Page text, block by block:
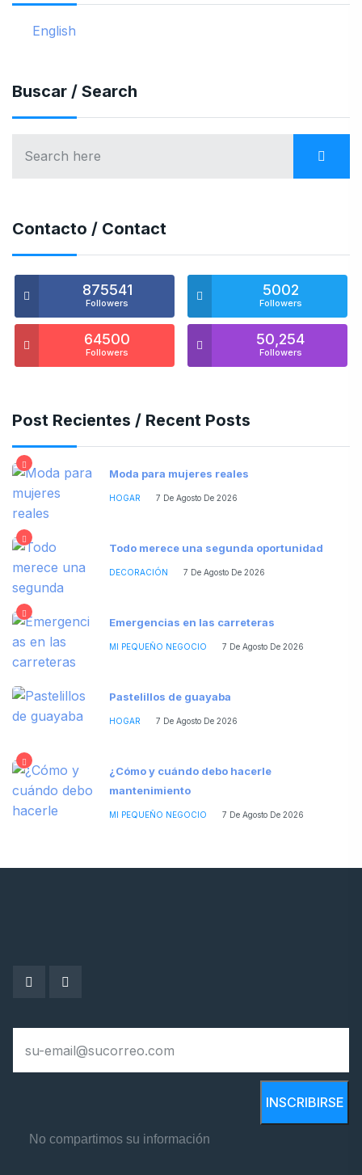
English
Buscar / Search
Contacto / Contact
875541
Followers
5002
Followers
64500
Followers
50,254
Followers
Post Recientes / Recent Posts
Moda para mujeres reales
HOGAR 7 De Agosto De 2026
Todo merece una segunda oportunidad
DECORACIÓN 7 De Agosto De 2026
Emergencias en las carreteras
MI PEQUEÑO NEGOCIO 7 De Agosto De 2026
Pastelillos de guayaba
HOGAR 7 De Agosto De 2026
¿Cómo y cuándo debo hacerle
mantenimiento
MI PEQUEÑO NEGOCIO 7 De Agosto De 2026
INSCRIBIRSE
No compartimos su información